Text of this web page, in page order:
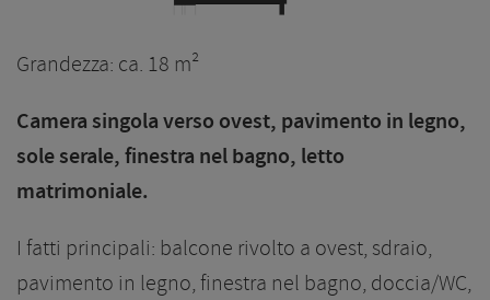
Grandezza: ca. 18 m²
Camera singola verso ovest, pavimento in legno,
sole serale, finestra nel bagno, letto
matrimoniale.
I fatti principali: balcone rivolto a ovest, sdraio,
pavimento in legno, finestra nel bagno, doccia/WC,